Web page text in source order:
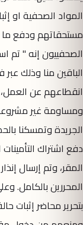
المواد الصحفية او
مستحقاتهم ودفع ما
الصحفييون إنه " تم
الباقين منا وذلك
انقطاعهم عن العمل،
ومساومة غير مشروعة
الجريدة وتمسكنا
دفع اشتراك
المقر، وتم إرسال
المحررين بالكامل.
بتحرير محاضر إثبات